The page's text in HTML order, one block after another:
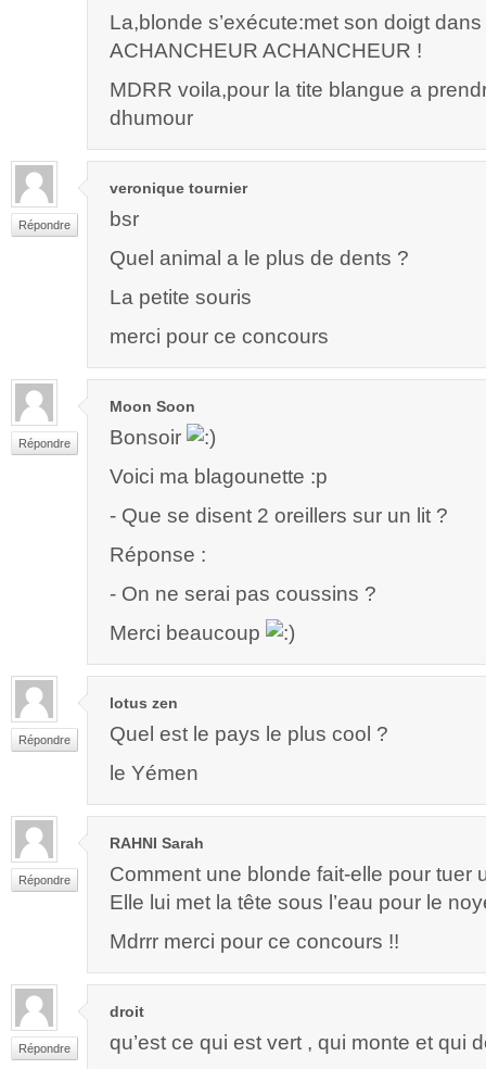
La,blonde s’exécute:met son doigt
ACHANCHEUR ACHANCHEUR !
MDRR voila,pour la tite blangue a
dhumour
Répondre
veronique tournier
bsr
Quel animal a le plus de dents ?
La petite souris
merci pour ce concours
Répondre
Moon Soon
Bonsoir
Voici ma blagounette :p
- Que se disent 2 oreillers sur un lit ?
Réponse :
- On ne serai pas coussins ?
Merci beaucoup
Répondre
lotus zen
Quel est le pays le plus cool ?
le Yémen
Répondre
RAHNI Sarah
Comment une blonde fait-elle pour tuer
Elle lui met la tête sous l’eau pour le
Mdrrr merci pour ce concours !!
Répondre
droit
qu’est ce qui est vert , qui monte et qui